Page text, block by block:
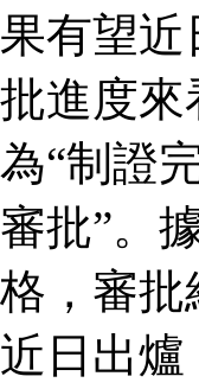
果有望
批進度來
為“制證
審批”。
格，審批
近日出